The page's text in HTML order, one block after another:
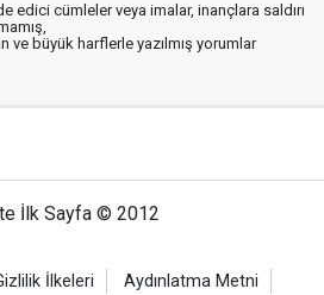
edici cümleler veya imalar, inançlara saldırı
ve büyük harflerle yazılmış yorumlar
İlk Sayfa © 2012
İlkeleri
Aydınlatma Metni